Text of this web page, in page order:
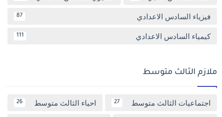
فيزياء السادس الاعدادي 87
كيمياء السادس الاعدادي 111
ملازم الثالث متوسط
اجتماعيات الثالث متوسط 27 احياء الثالث متوسط 26